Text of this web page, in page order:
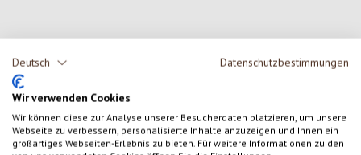
Deutsch Datenschutzbestimmungen
Wir verwenden Cookies
Wir können diese zur Analyse unserer Besucherdaten platzieren, um unsere
Webseite zu verbessern, personalisierte Inhalte anzuzeigen und Ihnen ein
großartiges Webseiten-Erlebnis zu bieten. Für weitere Informationen zu den
0 von 0 Bewertungen
Durchschnittliche Bewertung von 0 von 5 Sternen
Gib eine Bewertung ab!
Teile deine Erfahrungen mit dem Produkt mit anderen Kunden.